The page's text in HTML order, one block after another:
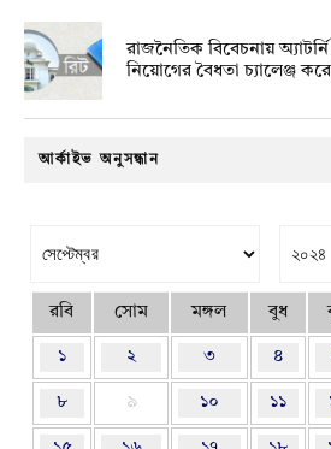
রাজনৈতিক বিবেচনায়
নিয়োগের বৈধতা চ্যালেঞ্জ
আর্কাইভ অনুসন্ধান
রবি সোম মঙ্গল বুধ
১ ২ ৩ ৪
৮ ৯ ১০ ১১